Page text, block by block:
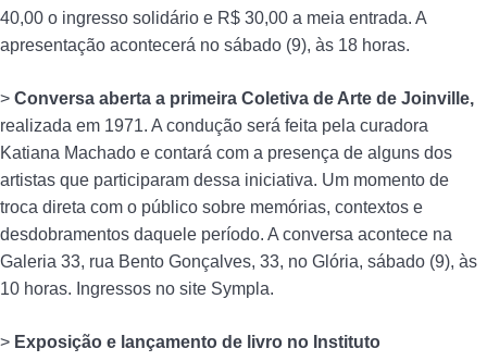
40,00 o ingresso solidário e R$ 30,00 a meia entrada. A
apresentação acontecerá no sábado (9), às 18 horas.
> Conversa aberta a primeira Coletiva de Arte de Joinville,
realizada em 1971. A condução será feita pela curadora
Katiana Machado e contará com a presença de alguns dos
artistas que participaram dessa iniciativa. Um momento de
troca direta com o público sobre memórias, contextos e
desdobramentos daquele período. A conversa acontece na
Galeria 33, rua Bento Gonçalves, 33, no Glória, sábado (9), às
10 horas. Ingressos no site Sympla.
> Exposição e lançamento de livro no Instituto